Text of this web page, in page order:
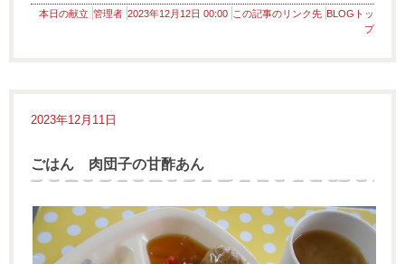
本日の献立 管理者 2023年12月12日 00:00 この記事のリンク先 BLOGトッ
プ
2023年12月11日
ごはん 肉団子の甘酢あん